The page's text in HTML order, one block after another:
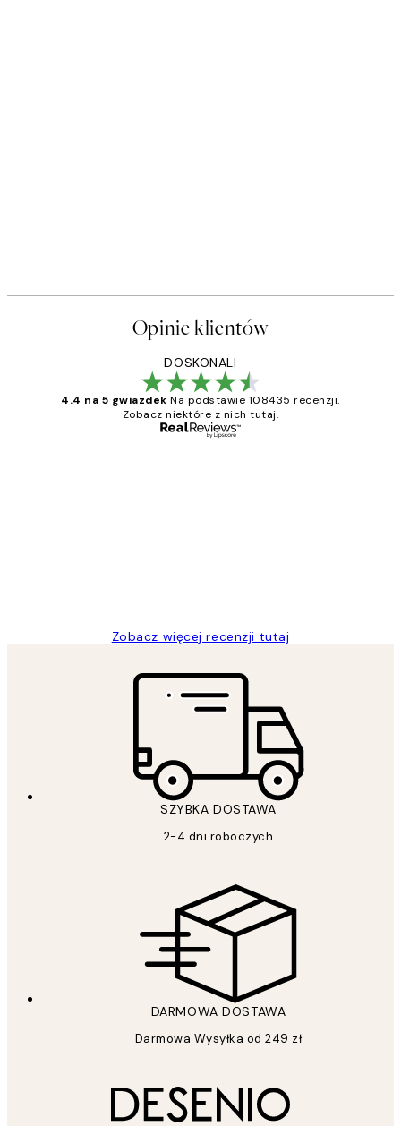
Opinie klientów
DOSKONALI
4.4 na 5 gwiazdek Na podstawie 108435 recenzji.
Zobacz niektóre z nich tutaj.
Zobacz więcej recenzji tutaj
SZYBKA DOSTAWA
2-4 dni roboczych
DARMOWA DOSTAWA
Darmowa Wysyłka od 249 zł